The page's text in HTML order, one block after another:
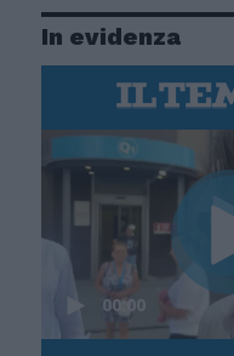
In evidenza
00:00